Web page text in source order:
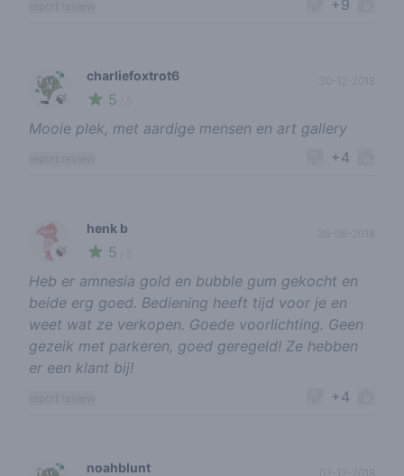
+9
🍃
charliefoxtrot6
5
30-12-2018
Mooie plek, met aardige mensen en art gallery
+4
🍃
henk b
5
Heb er amnesia gold en bubble gum gekocht en
beide erg goed. Bediening heeft tijd voor je en
weet wat ze verkopen. Goede voorlichting. Geen
gezeik met parkeren, goed geregeld! Ze hebben
er een klant bij!
+4
noahblunt